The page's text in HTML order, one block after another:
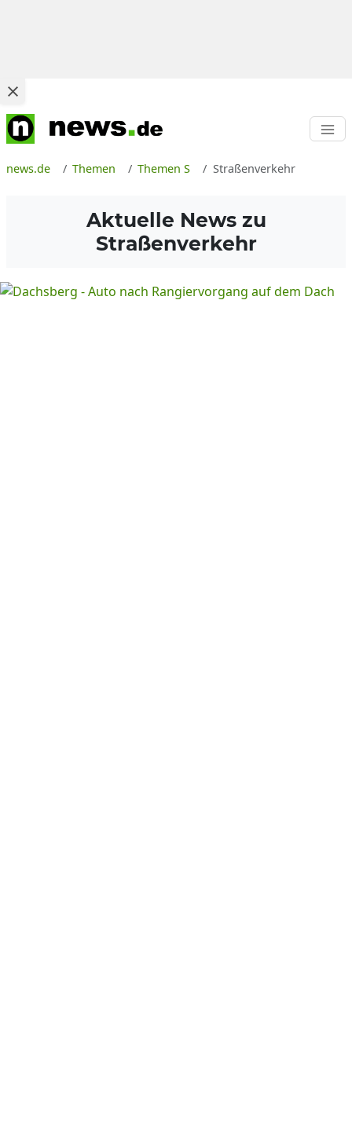
news.de Themen Themen S Straßenverkehr
Aktuelle News zu
Straßenverkehr